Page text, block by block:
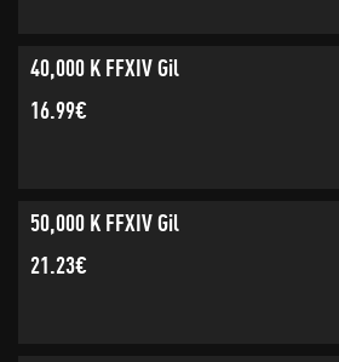
40,000 K FFXIV Gil
16.99€
50,000 K FFXIV Gil
21.23€